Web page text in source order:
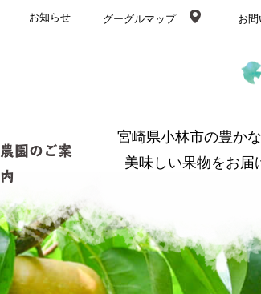
お知らせ グーグルマップ お
農園のご案
内
宮崎県小林市の豊か
美味しい果物をお届